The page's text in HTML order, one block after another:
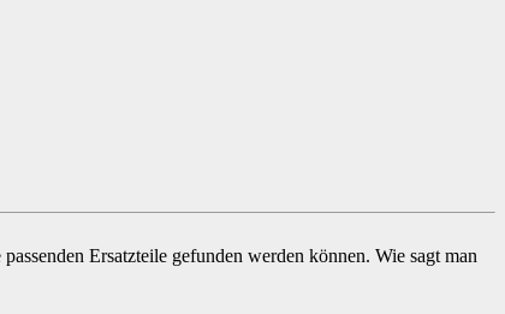
Ersatzteile gefunden werden können. Wie sagt man